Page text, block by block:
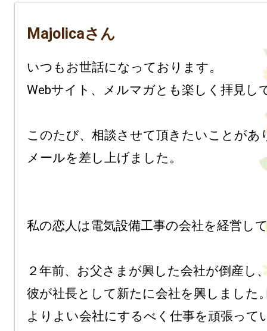
Majolicaさん
いつもお世話になっております。
Webサイト、メルマガとも楽しく拝見し
このたび、相談させて頂きたいことがあ
メールを差し上げました。
私の恋人は電気設備工事の会社を経営し
２年前、お父さまが興した会社が倒産し
彼が社長として新たに会社を興しました
よりよい会社にするべく仕事を頑張って